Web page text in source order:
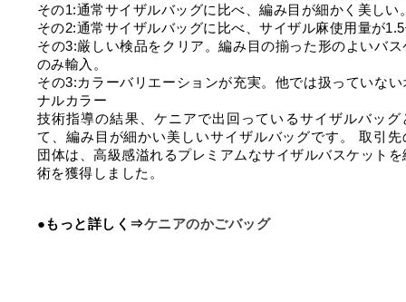
その1:通常サイザルバッグに比べ、編み目が細かく美しい
その2:通常サイザルバッグに比べ、サイザル麻使用量が
その3:厳しい検品をクリア。編み目の揃った形のよいバス
のみ輸入。
その3:カラーバリエーションが充実。他では扱っていない
ナルカラー
技術指導の結果、ケニアで出回っているサイザルバッグ
て、編み目が細かい美しいサイザルバッグです。 取引先
団体は、高級感溢れるプレミアムなサイザルバスケット
術を獲得しました。
●もっと詳しく⇒ケニアのかごバッグ